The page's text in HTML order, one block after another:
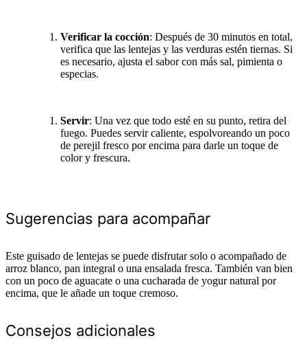
Verificar la cocción: Después de 30 minutos en total,
verifica que las lentejas y las verduras estén tiernas. Si
es necesario, ajusta el sabor con más sal, pimienta o
especias.
Servir: Una vez que todo esté en su punto, retira del
fuego. Puedes servir caliente, espolvoreando un poco
de perejil fresco por encima para darle un toque de
color y frescura.
Sugerencias para acompañar
Este guisado de lentejas se puede disfrutar solo o acompañado de
arroz blanco, pan integral o una ensalada fresca. También van bien
con un poco de aguacate o una cucharada de yogur natural por
encima, que le añade un toque cremoso.
Consejos adicionales